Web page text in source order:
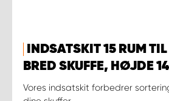
INDSATSKIT 15 RUM
BRED SKUFFE, HØJDE
Vores indsatskit forbedrer